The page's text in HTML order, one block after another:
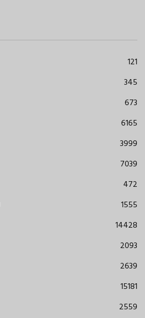
121
345
673
6165
3999
7039
472
1555
14428
2093
2639
15181
2559